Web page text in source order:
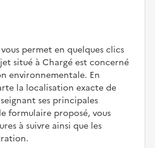
permet en quelques clics
situé à Chargé est concerné
environnementale. En
la localisation exacte de
ses principales
formulaire proposé, vous
à suivre ainsi que les